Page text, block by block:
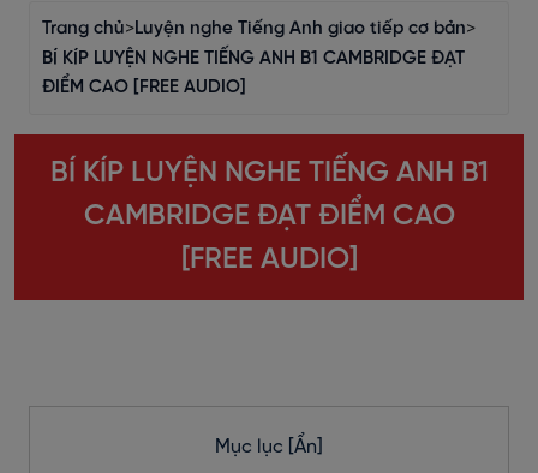
Trang chủ>Luyện nghe Tiếng Anh giao tiếp cơ bản>
BÍ KÍP LUYỆN NGHE TIẾNG ANH B1 CAMBRIDGE ĐẠT
ĐIỂM CAO [FREE AUDIO]
BÍ KÍP LUYỆN NGHE TIẾNG ANH B1
CAMBRIDGE ĐẠT ĐIỂM CAO
[FREE AUDIO]
Mục lục [Ẩn]